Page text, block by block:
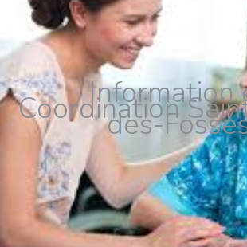
Information
Coordination
des-